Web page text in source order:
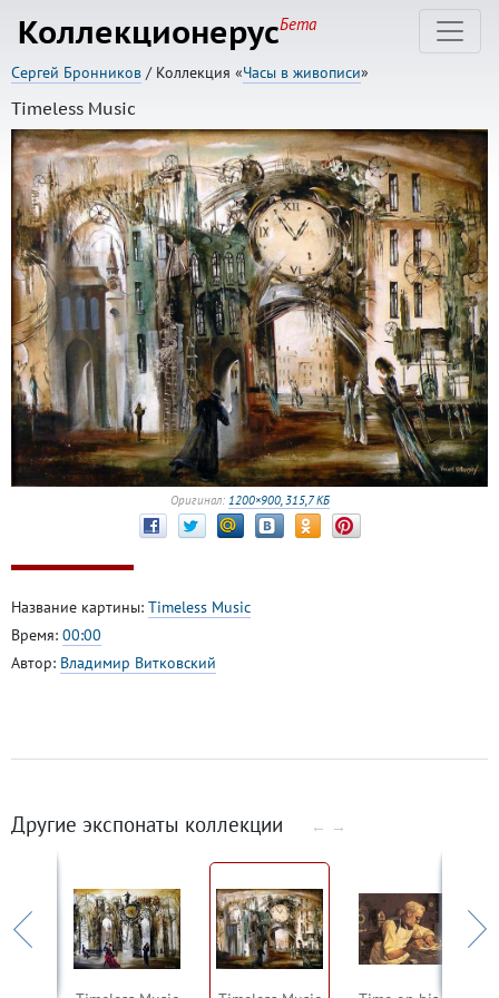
КоллекционерусБета
Сергей Бронников / Коллекция «Часы в живописи»
Timeless Music
Оригинал: 1200×900, 315,7 КБ
Название картины: Timeless Music
Время: 00:00
Автор: Владимир Витковский
Другие экспонаты коллекции ← →